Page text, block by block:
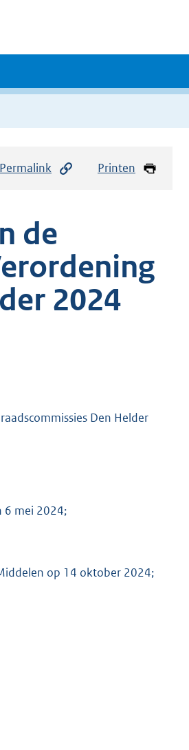
Permalink Printen
de
2024
Den Helder
6 mei 2024;
op 14 oktober 2024;